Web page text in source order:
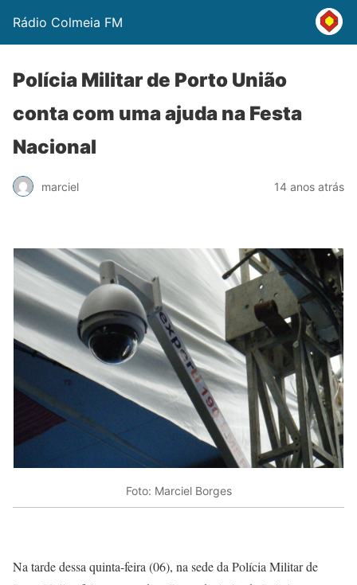
Rádio Colmeia FM
Polícia Militar de Porto União
conta com uma ajuda na Festa
Nacional
marciel 14 anos atrás
Foto: Marciel Borges
Na tarde dessa quinta-feira (06), na sede da Polícia Militar de